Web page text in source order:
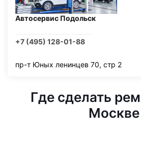
Автосервис Подольск
+7 (495) 128-01-88
пр-т Юных ленинцев 70, стр 2
Где сделать
Москве